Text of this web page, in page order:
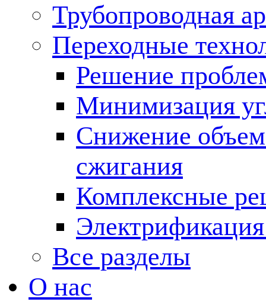
Трубопроводная
Переходные
Решение
Минимизация
Снижение
сжигания
Комплексные
Все разделы
О нас